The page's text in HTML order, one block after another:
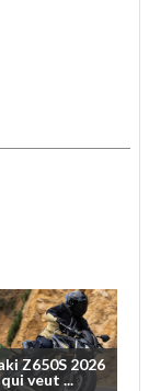
Z650S 2026
quiveut ...